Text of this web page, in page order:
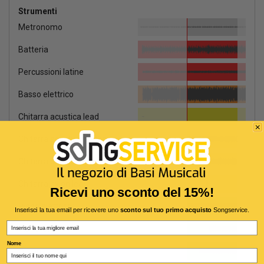
Strumenti
Metronomo
Batteria
Percussioni latine
Basso elettrico
Chitarra acustica lead
Chitarra acustica rhythm
Chitarra crunch
Chitarra nylon lead
Piano elettrico
Pianoforte
Organo
Ricevi uno sconto del 15%!
Inserisci la tua email per ricevere uno sconto sul tuo primo acquistoSongservice.
Nome